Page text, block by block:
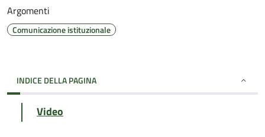
Argomenti
Comunicazione istituzionale
INDICE DELLA PAGINA
Video